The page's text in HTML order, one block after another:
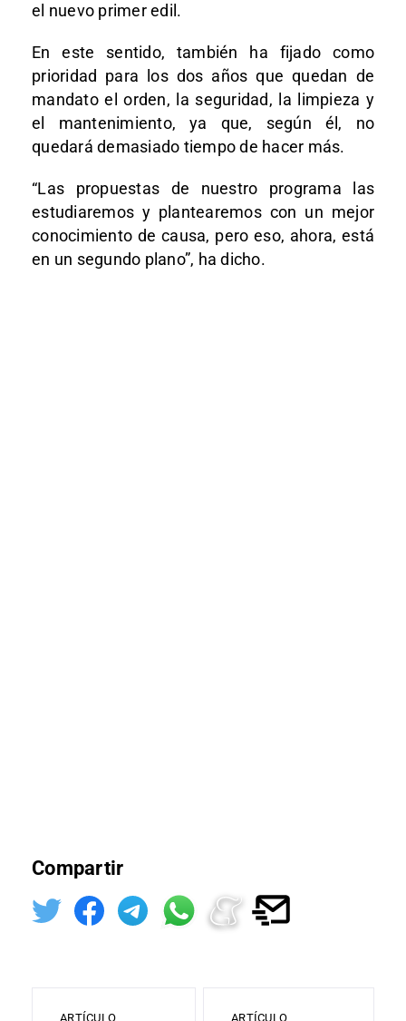
el nuevo primer edil.
En este sentido, también ha fijado como
prioridad para los dos años que quedan de
mandato el orden, la seguridad, la limpieza y
el mantenimiento, ya que, según él, no
quedará demasiado tiempo de hacer más.
“Las propuestas de nuestro programa las
estudiaremos y plantearemos con un mejor
conocimiento de causa, pero eso, ahora, está
en un segundo plano”, ha dicho.
Compartir
ARTÍCULO ARTÍCULO